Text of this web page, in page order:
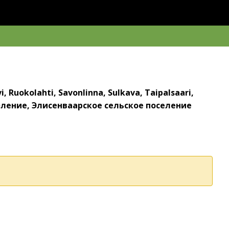
Ruokolahti, Savonlinna, Sulkava, Taipalsaari,
Элисенваарское сельское поселение